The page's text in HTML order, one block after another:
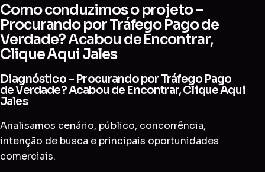
Como conduzimos o projeto –
Procurando por Tráfego Pago de
Verdade? Acabou de Encontrar,
Clique Aqui Jales
Diagnóstico – Procurando por Tráfego Pago
de Verdade? Acabou de Encontrar, Clique Aqui
Jales
Analisamos cenário, público, concorrência,
intenção de busca e principais oportunidades
comerciais.